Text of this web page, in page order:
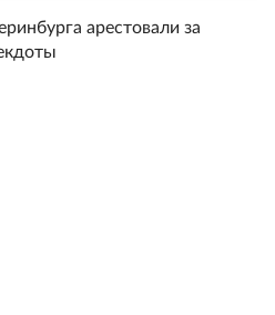
арестовали за